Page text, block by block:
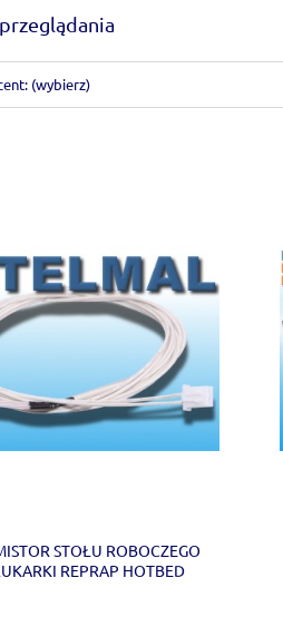
(wybierz)
STOŁU ROBOCZEGO
REPRAP HOTBED